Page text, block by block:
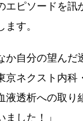
エピソードを
す。
か自分の望ん
京ネクスト内
液透析への取
した！」